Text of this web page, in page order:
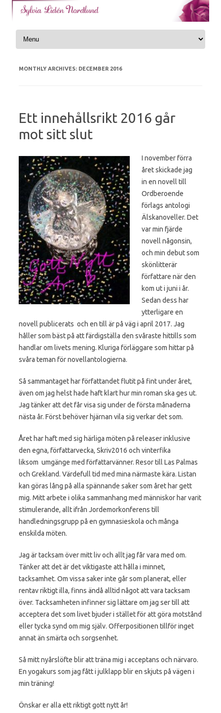
Skip to content
MONTHLY ARCHIVES: DECEMBER 2016
Ett innehållsrikt 2016 går
mot sitt slut
I november förra
året skickade jag
in en novell till
Ordberoende
förlags antologi
Älskanoveller. Det
var min fjärde
novell någonsin,
och min debut som
skönlitterär
författare när den
kom ut i juni i år.
Sedan dess har
ytterligare en
novell publicerats och en till är på väg i april 2017. Jag
håller som bäst på att färdigställa den svåraste hittills som
handlar om livets mening. Kluriga förläggare som hittar på
svåra teman för novellantologierna.
Så sammantaget har författandet flutit på fint under året,
även om jag helst hade haft klart hur min roman ska ges ut.
Jag tänker att det får visa sig under de första månaderna
nästa år. Först behöver hjärnan vila sig verkar det som.
Året har haft med sig härliga möten på releaser inklusive
den egna, författarvecka, Skriv2016 och vinterfika
liksom umgänge med författarvänner. Resor till Las Palmas
och Grekland. Värdefull tid med mina närmaste kära. Listan
kan göras lång på alla spännande saker som året har gett
mig. Mitt arbete i olika sammanhang med människor har varit
stimulerande, allt ifrån Jordemorkonferens till
handledningsgrupp på en gymnasieskola och många
enskilda möten.
Jag är tacksam över mitt liv och allt jag får vara med om.
Tänker att det är det viktigaste att hålla i minnet,
tacksamhet. Om vissa saker inte går som planerat, eller
rentav riktigt illa, finns ändå alltid något att vara tacksam
över. Tacksamheten infinner sig lättare om jag ser till att
acceptera det som livet bjuder i stället för att göra motstånd
eller tycka synd om mig själv. Offerpositionen tillför inget
annat än smärta och sorgsenhet.
Så mitt nyårslöfte blir att träna mig i acceptans och närvaro.
En yogakurs som jag fått i julklapp blir en skjuts på vägen i
min träning!
Önskar er alla ett riktigt gott nytt år!